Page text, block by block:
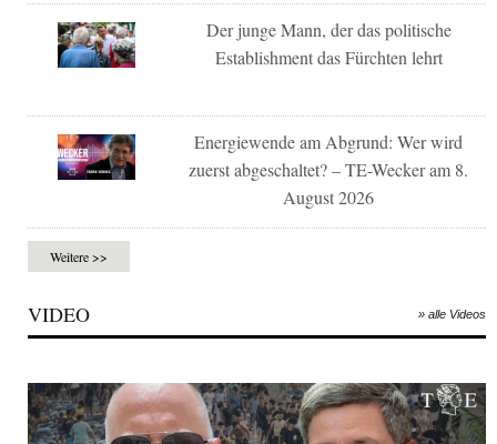
Der junge Mann, der das politische
Establishment das Fürchten lehrt
Energiewende am Abgrund: Wer wird
zuerst abgeschaltet? – TE-Wecker am 8.
August 2026
Weitere >>
VIDEO » alle Videos